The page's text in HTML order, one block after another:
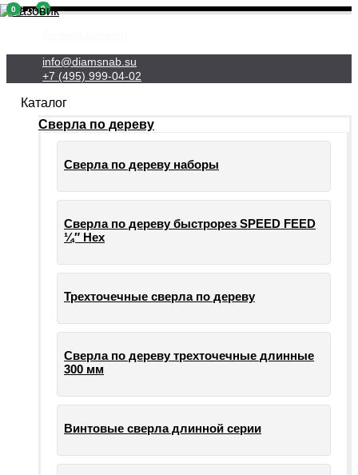
info@diamsnab.su
+7 (495) 999-04-02
0
Каталог
Сверла по дереву
Сверла по дереву наборы
Сверла по дереву быстрорез SPEED FEED
¼″ Hex
Трехточечные сверла по дереву
Сверла по дереву трехточечные длинные
300 мм
Винтовые сверла длинной серии
0